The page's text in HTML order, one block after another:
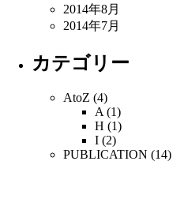
2014年8月
2014年7月
カテゴリー
AtoZ (4)
A(1)
H (1)
I (2)
PUBLICATION (14)